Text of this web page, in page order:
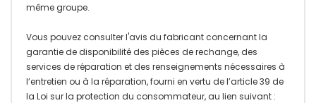
même groupe.
Vous pouvez consulter l'avis du fabricant concernant la
garantie de disponibilité des pièces de rechange, des
services de réparation et des renseignements nécessaires à
l’entretien ou à la réparation, fourni en vertu de l’article 39 de
la Loi sur la protection du consommateur, au lien suivant :